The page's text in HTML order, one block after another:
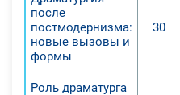
после
постмодернизма:
новые вызовы и
формы
30
Роль драматурга